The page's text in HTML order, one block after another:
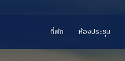
ที่พัก ห้องประชุม